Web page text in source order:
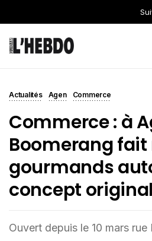
Actualités Agen Commerce
Commerce : à
Boomerang fait
gourmands
concept original
Ouvert depuis le 10 mars